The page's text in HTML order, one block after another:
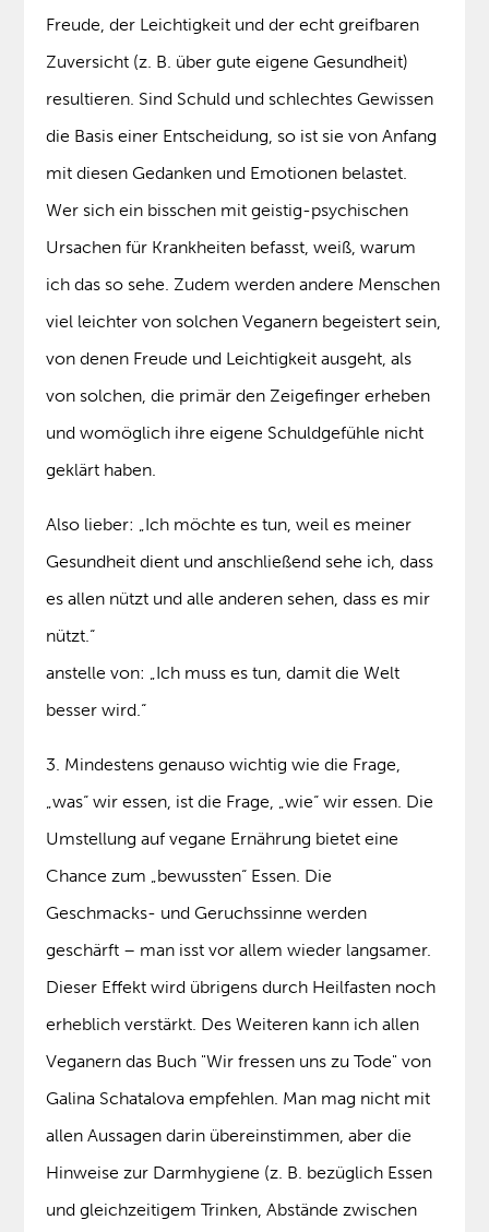
Freude, der Leichtigkeit und der echt greifbaren
Zuversicht (z. B. über gute eigene Gesundheit)
resultieren. Sind Schuld und schlechtes Gewissen
die Basis einer Entscheidung, so ist sie von Anfang
mit diesen Gedanken und Emotionen belastet.
Wer sich ein bisschen mit geistig-psychischen
Ursachen für Krankheiten befasst, weiß, warum
ich das so sehe. Zudem werden andere Menschen
viel leichter von solchen Veganern begeistert sein,
von denen Freude und Leichtigkeit ausgeht, als
von solchen, die primär den Zeigefinger erheben
und womöglich ihre eigene Schuldgefühle nicht
geklärt haben.
Also lieber: „Ich möchte es tun, weil es meiner
Gesundheit dient und anschließend sehe ich, dass
es allen nützt und alle anderen sehen, dass es mir
nützt.“
anstelle von: „Ich muss es tun, damit die Welt
besser wird.“
3. Mindestens genauso wichtig wie die Frage,
„was“ wir essen, ist die Frage, „wie“ wir essen. Die
Umstellung auf vegane Ernährung bietet eine
Chance zum „bewussten“ Essen. Die
Geschmacks- und Geruchssinne werden
geschärft – man isst vor allem wieder langsamer.
Dieser Effekt wird übrigens durch Heilfasten noch
erheblich verstärkt. Des Weiteren kann ich allen
Veganern das Buch "Wir fressen uns zu Tode" von
Galina Schatalova empfehlen. Man mag nicht mit
allen Aussagen darin übereinstimmen, aber die
Hinweise zur Darmhygiene (z. B. bezüglich Essen
und gleichzeitigem Trinken, Abstände zwischen